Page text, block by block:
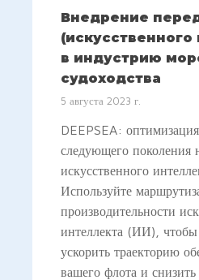
Внедрение
(искусственного
в индустрию
судоходства
5 августа 2023 г.
DEEPSEA:
следующего поколения
искусственного
Используйте
производительности
интеллекта (ИИ),
ускорить траекторию
вашего флота и снизить